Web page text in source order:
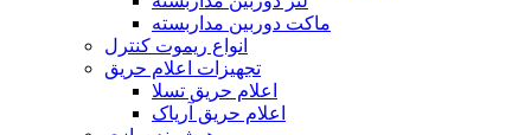
ماکت دوربین مداربسته
انواع ریموت کنترل
تجهیزات اعلام حریق
اعلام حریق تسلا
اعلام حریق آریاک